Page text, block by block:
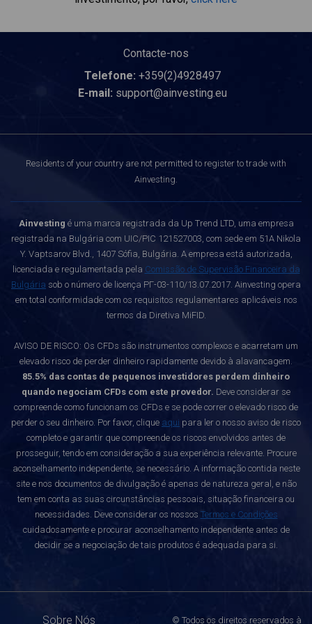
Contacte-nos
Telefone: +359(2)4928497
E-mail: support@ainvesting.eu
Residents of your country are not permitted to register to trade with
Ainvesting.
Ainvesting é uma marca registrada da Up Trend LTD, uma empresa
registrada na Bulgária com UIC/PIC 121527003, com sede em 51A Nikola
Y. Vaptsarov Blvd., 1407 Sófia, Bulgária. A empresa está autorizada,
licenciada e regulamentada pela Comissão de Supervisão Financeira da
Bulgária sob o número de licença РГ-03-110/13.07.2017. Ainvesting opera
em total conformidade com os requisitos regulamentares aplicáveis nos
termos da Diretiva MiFID.
AVISO DE RISCO: Os CFDs são instrumentos complexos e acarretam um
elevado risco de perder dinheiro rapidamente devido à alavancagem.
85.5% das contas de pequenos investidores perdem dinheiro
quando negociam CFDs com este provedor. Deve considerar se
compreende como funcionam os CFDs e se pode correr o elevado risco de
perder o seu dinheiro. Por favor, clique aqui para ler o nosso aviso de risco
completo e garantir que compreende os riscos envolvidos antes de
prosseguir, tendo em consideração a sua experiência relevante. Procure
aconselhamento independente, se necessário. A informação contida neste
site e nos documentos de divulgação é apenas de natureza geral, e não
tem em conta as suas circunstâncias pessoais, situação financeira ou
necessidades. Deve considerar os nossos Termos e Condições
cuidadosamente e procurar aconselhamento independente antes de
decidir se a negociação de tais produtos é adequada para si.
Sobre Nós © Todos os direitos reservados à